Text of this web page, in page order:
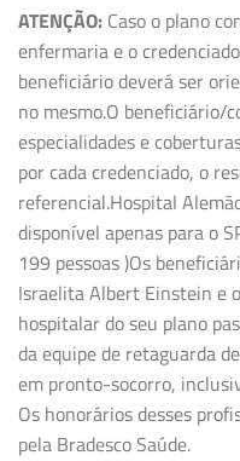
ATENÇÃO: Caso o plano
enfermaria e o
beneficiário deverá ser
no mesmo.O beneficiário/
especialidades e
por cada credenciado, o
referencial.Hospital
disponível apenas para o
199 pessoas )Os
Israelita Albert Einstein e
hospitalar do seu plano
da equipe de retaguarda
em pronto-socorro,
Os honorários desses
pela Bradesco Saúde.